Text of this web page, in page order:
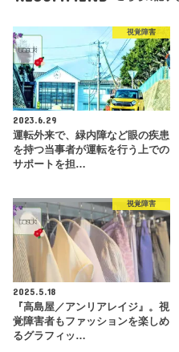
視覚障害
2023.6.29
運転外来で、緑内障など眼の疾患
を持つ当事者が運転を行う上での
サポートを担…
視覚障害
2025.5.18
『高島屋／アンリアレイジ』。視
覚障害者もファッションを楽しめ
るグラフィッ…